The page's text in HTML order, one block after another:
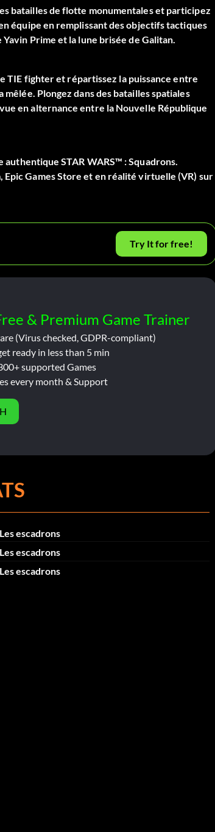
batailles de flotte monumentales et participez
équipe en remplissant des objectifs tactiques
Prime et la lune brisée de Galitan.
TIE fighter et répartissez la puissance entre
Plongez dans des batailles spatiales
en alternance entre la Nouvelle République
STAR WARS™ : Squadrons.
Games Store et en réalité virtuelle (VR) sur
Try It for free!
& Premium Game Trainer
(Virus checked, GDPR-compliant)
ready in less than 5 min
supported Games
every month & Support
escadrons
escadrons
escadrons